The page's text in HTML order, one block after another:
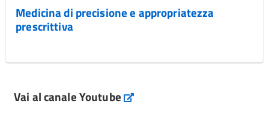
Medicina di precisione e appropriatezza
prescrittiva
Vai al canale Youtube